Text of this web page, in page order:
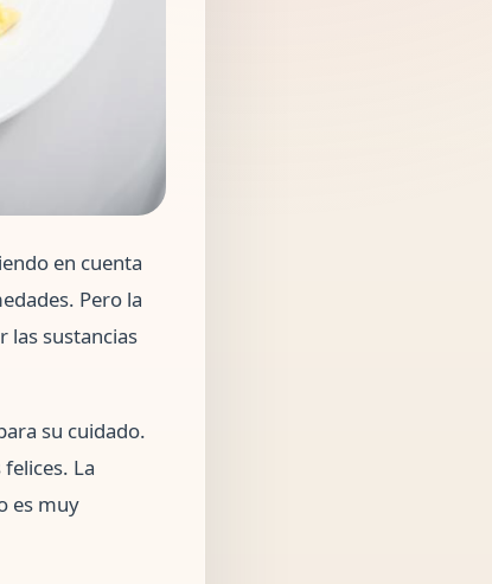
en cuenta
Pero la
las sustancias
su cuidado.
La
es muy